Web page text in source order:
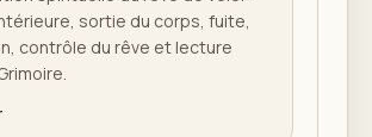
sortie du corps, fuite,
contrôle du rêve et lecture